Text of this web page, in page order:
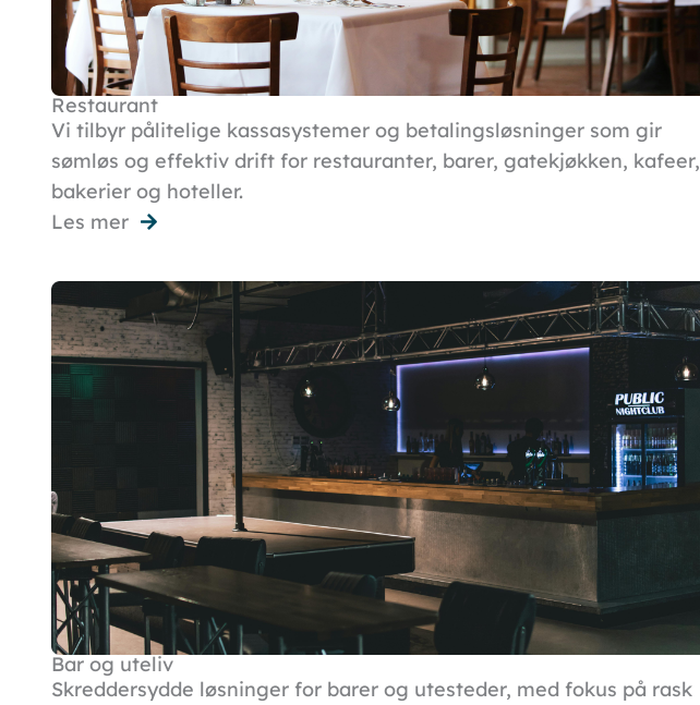
Restaurant
Vi tilbyr pålitelige kassasystemer og betalingsløsninger som gir
sømløs og effektiv drift for restauranter, barer, gatekjøkken, kafeer,
bakerier og hoteller.
Les mer
Bar og uteliv
Skreddersydde løsninger for barer og utesteder, med fokus på rask